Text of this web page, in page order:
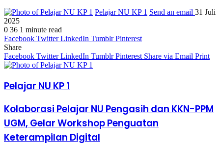
Pelajar NU KP 1 Send an email 31 Juli
2025
0 36 1 minute read
Facebook Twitter LinkedIn Tumblr Pinterest
Share
Facebook Twitter LinkedIn Tumblr Pinterest Share via Email Print
Pelajar NU KP 1
Kolaborasi Pelajar NU Pengasih dan KKN-PPM
UGM, Gelar Workshop Penguatan
Keterampilan Digital